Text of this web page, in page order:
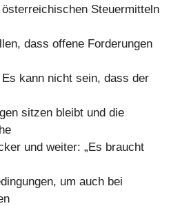
Steuermitteln
dass offene Forderungen
kann nicht sein, dass der
sitzen bleibt und die
und weiter: „Es braucht
um auch bei